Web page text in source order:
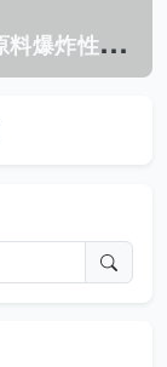
S
N/T 3054.1-2011 进口固体废物原料爆炸性试验方法 第1部分:时间/压力试验.pdf